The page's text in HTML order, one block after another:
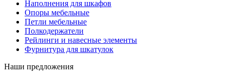
Наполнения для шкафов
Опоры мебельные
Петли мебельные
Полкодержатели
Рейлинги и навесные элементы
Фурнитура для шкатулок
Наши предложения